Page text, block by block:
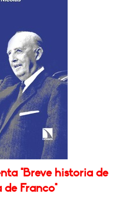
"Breve historia de
Franco"